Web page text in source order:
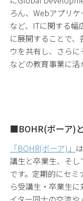
ろん、Webアプリ
など、ITに関する幅
に展開することで
ウを共有し、さら
などの教育事業に活
■BOHR(ボーア)
「BOHR(ボーア)」
講生と卒業生、そ
です。定期的にセ
ら受講生・卒業生